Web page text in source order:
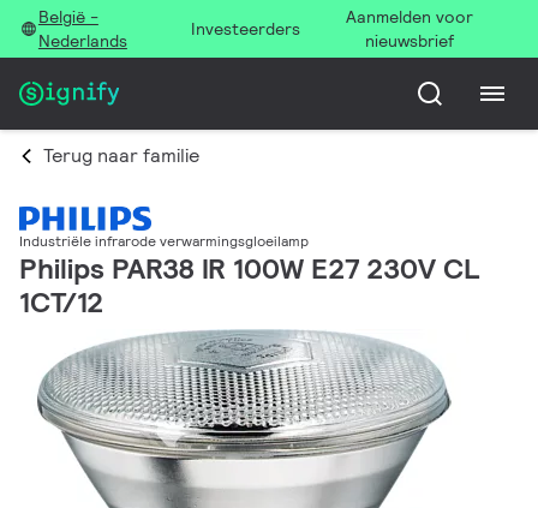
België -
Nederlands
Investeerders
Aanmelden voor
nieuwsbrief
Terug naar familie
Industriële infrarode verwarmingsgloeilamp
Philips PAR38 IR 100W E27 230V CL
1CT/12